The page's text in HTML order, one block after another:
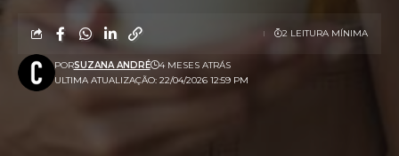
ULTIMA ATUALIZAÇÃO: 22/04/2026 12:59 PM
PORSUZANA ANDRÉ 4 MESES ATRÁS
2 LEITURA MÍNIMA